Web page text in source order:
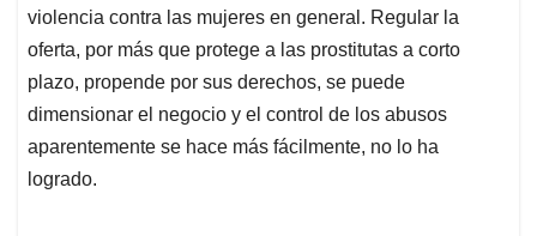
violencia contra las mujeres en general. Regular la
oferta, por más que protege a las prostitutas a corto
plazo, propende por sus derechos, se puede
dimensionar el negocio y el control de los abusos
aparentemente se hace más fácilmente, no lo ha
logrado.